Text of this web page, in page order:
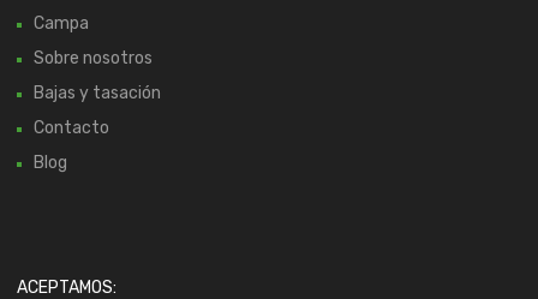
Campa
Sobre nosotros
Bajas y tasación
Contacto
Blog
ACEPTAMOS: